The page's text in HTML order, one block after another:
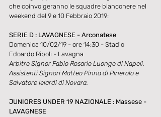
che coinvolgeranno le squadre bianconere nel
weekend del 9 e 10 Febbraio 2019:
SERIE D : LAVAGNESE - Arconatese
Domenica 10/02/19 - ore 14:30 - Stadio
Edoardo Riboli - Lavagna
Arbitro Signor Fabio Rosario Luongo di Napoli.
Assistenti Signori Matteo Pinna di Pinerolo e
Salvatore Ielardi di Novara.
JUNIORES UNDER 19 NAZIONALE : Massese -
LAVAGNESE